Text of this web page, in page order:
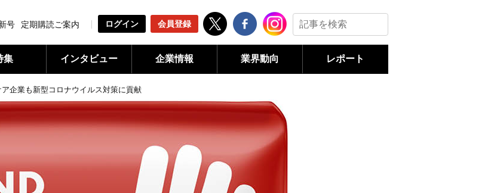
号 定期購読ご案内 ログイン 会員登録
集 インタビュー 企業情報 業界動向 レポート
企業も新型コロナウイルス対策に貢献